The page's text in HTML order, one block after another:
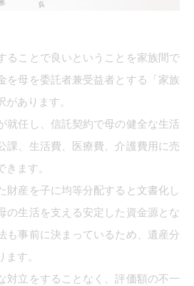
ることで良いということを家族間で
を母を委託者兼受益者とする「家族
あります。
就任し、信託契約で母の健全な生活
課、生活費、医療費、介護費用に売
ます。
財産を子に均等分配すると文書化し
の生活を支える安定した資金源とな
も事前に決まっているため、遺産分
す。
対立をすることなく、評価額の不一